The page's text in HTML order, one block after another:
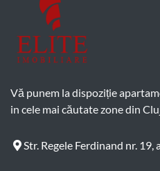
Vă punem la dispoziție
in cele mai căutate zone din
Str. Regele Ferdinand nr.